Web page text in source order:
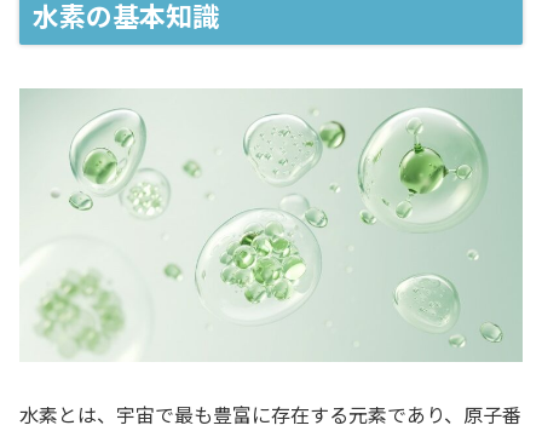
水素の基本知識
水素とは、宇宙で最も豊富に存在する元素であり、原子番